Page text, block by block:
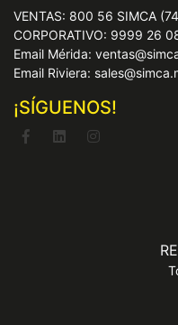
VENTAS: 800 56 SIMCA
CORPORATIVO: 9999 26
Email Mérida:
Email Riviera:
¡SÍGUENOS!